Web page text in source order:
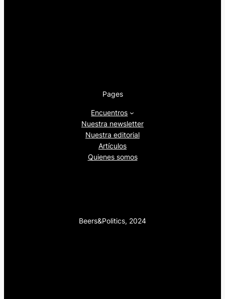
Pages
Encuentros
Nuestra newsletter
Nuestra editorial
Artículos
Quienes somos
Beers&Politics, 2024